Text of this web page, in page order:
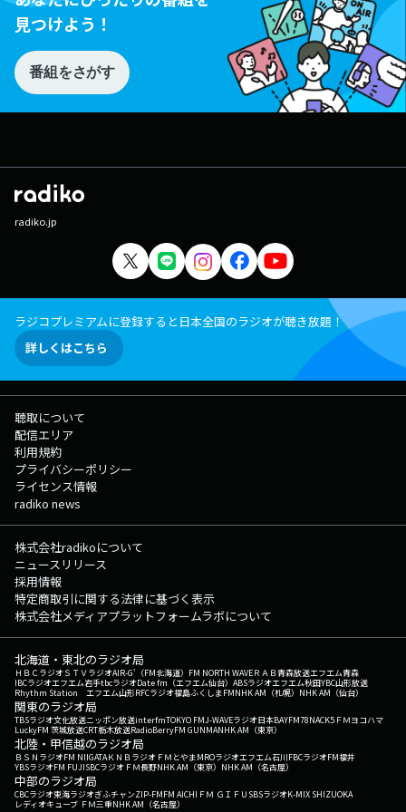
見つけよう！
番組をさがす
radiko.jp
ラジコプレミアムに登録すると日本全国のラジオが聴き放題！
詳しくはこちら
聴取について
配信エリア
利用規約
プライバシーポリシー
ライセンス情報
radiko news
株式会社radikoについて
ニュースリリース
採用情報
特定商取引に関する法律に基づく表示
株式会社メディアプラットフォームラボについて
北海道・東北のラジオ局
ＨＢＣラジオＳＴＶラジオAIR-G'（FM北海道） FM NORTH WAVEＲＡＢ青森放送エフエム青森
IBCラジオエフエム岩手tbcラジオDate fm（エフエム仙台） ABSラジオエフエム秋田YBC山形放送
Rhythm Station エフエム山形RFCラジオ福島ふくしまFMNHK AM（札幌） NHK AM（仙台）
関東のラジオ局
TBSラジオ文化放送ニッポン放送interfmTOKYO FMJ-WAVEラジオ日本BAYFM78NACK5 ＦＭヨコハマ
LuckyFM 茨城放送CRT栃木放送RadioBerryFM GUNMANHK AM（東京）
北陸・甲信越のラジオ局
ＢＳＮラジオFM NIIGATAＫＮＢラジオ ＦＭとやまMROラジオエフエム石川FBCラジオFM福井
YBSラジオFM FUJISBCラジオ ＦＭ長野NHK AM（東京） NHK AM（名古屋）
中部のラジオ局
CBCラジオ東海ラジオぎふチャンZIP-FMFM AICHI ＦＭ ＧＩＦＵ SBSラジオK-MIX SHIZUOKA
レディオキューブ ＦＭ三重NHK AM（名古屋）